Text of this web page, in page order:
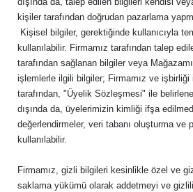
kişiler tarafından doğrudan pazarlama
Kişisel bilgiler, gerektiğinde kullanıcıyla
kullanılabilir. Firmamız tarafından talep
tarafından sağlanan bilgiler veya
işlemlerle ilgili bilgiler; Firmamız ve
tarafından, "Üyelik Sözleşmesi" ile
dışında da, üyelerimizin kimliği ifşa
değerlendirmeler, veri tabanı oluşturma ve
kullanılabilir.
Firmamız, gizli bilgileri kesinlikle özel ve
saklama yükümü olarak addetmeyi ve